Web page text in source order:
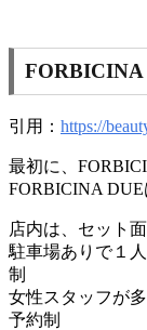
FORBICINA
引用： https://
最初に、
FORBICINA DUE
店内は、セット
駐車場ありで１
制
女性スタッフが
予約制